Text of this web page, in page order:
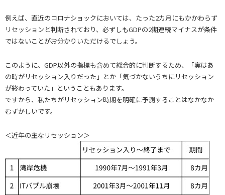
例えば、直近のコロナショックにおいては、たった2カ月にもかかわらず
リセッションと判断されており、必ずしもGDPの2期連続マイナスが条件
ではないことがお分かりいただけるでしょう。
このように、GDP以外の指標も含めて総合的に判断するため、「実はあ
の時がリセッション入りだった」とか「気づかないうちにリセッション
が終わっていた」ということもあります。
ですから、私たちがリセッション時期を明確に予測することはなかなか
むずかしいです。
＜近年の主なリセッション＞